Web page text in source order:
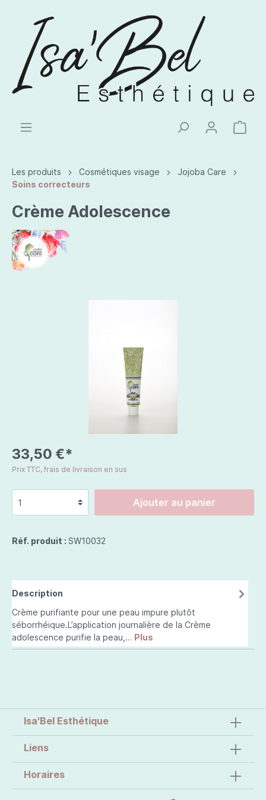
Les produits Cosmétiques visage
Jojoba Care
Soins correcteurs
Crème Adolescence
33,50 €*
Prix TTC, frais de livraison en sus
Ajouter au panier
Réf. produit : SW10032
Description
Crème purifiante pour une peau impure plutôt
séborrhéique.L’application journalière de la Crème
adolescence purifie la peau,… Plus
Isa'Bel Esthétique
Liens
Horaires